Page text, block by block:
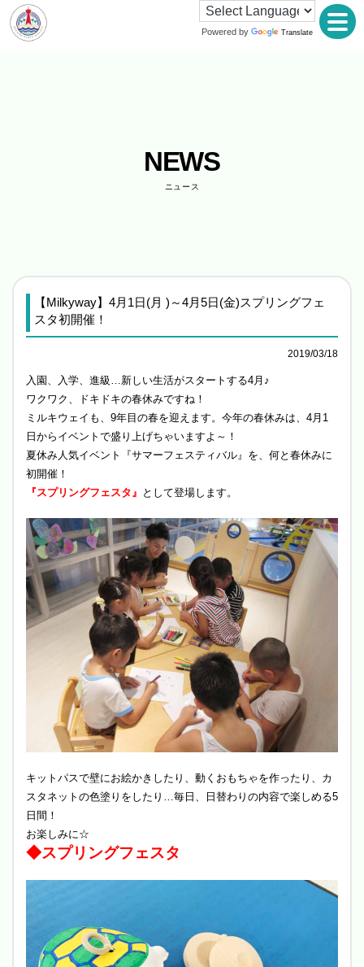
Powered by Translate
NEWS
ニュース
【Milkyway】4月1日(月 )～4月5日(金)スプリングフェ
スタ初開催！
2019/03/18
入園、入学、進級…新しい生活がスタートする4月♪
ワクワク、ドキドキの春休みですね！
ミルキウェイも、9年目の春を迎えます。今年の春休みは、4月1
日からイベントで盛り上げちゃいますよ～！
夏休み人気イベント『サマーフェスティバル』を、何と春休みに
初開催！
『スプリングフェスタ』 として登場します。
キットパスで壁にお絵かきしたり、動くおもちゃを作ったり、カ
スタネットの色塗りをしたり…毎日、日替わりの内容で楽しめる5
日間！
お楽しみに☆
◆スプリングフェスタ